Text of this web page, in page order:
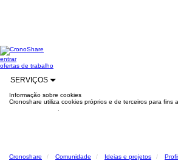
entrar
ofertas de trabalho
SERVIÇOS
Informação sobre cookies
Cronoshare utiliza cookies próprios e de terceiros para
Cronoshare Comunidade Ideias e projetos